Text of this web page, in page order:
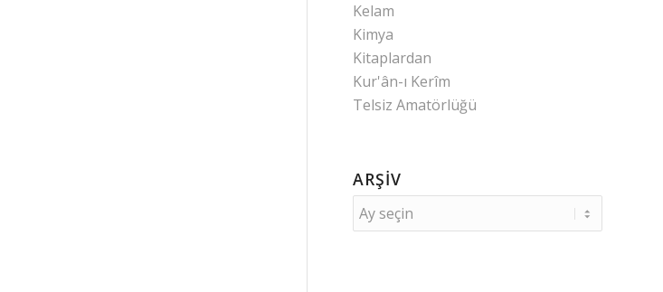
Kelam
Kimya
Kitaplardan
Kur'ân-ı Kerîm
Telsiz Amatörlüğü
ARŞIV